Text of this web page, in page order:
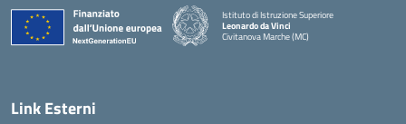
Istituto di Istruzione Superiore
Leonardo da Vinci
Civitanova Marche (MC)
Link Esterni